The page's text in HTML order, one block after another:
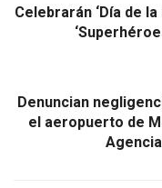
Celebrarán ‘Día de
Denuncian
el aeropuerto de